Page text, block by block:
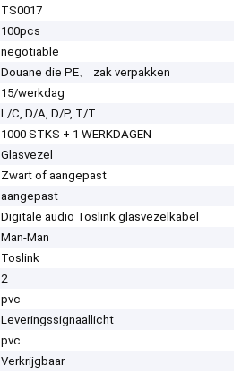
TS0017
100pcs
negotiable
Douane die PE、 zak verpakken
15/werkdag
L/C, D/A, D/P, T/T
1000 STKS + 1 WERKDAGEN
Glasvezel
Zwart of aangepast
aangepast
Digitale audio Toslink glasvezelkabel
Man-Man
Toslink
2
pvc
Leveringssignaallicht
pvc
Verkrijgbaar